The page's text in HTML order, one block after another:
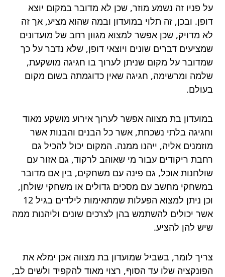
על פניו זה נשמע מוזר, שכן לא מדובר במקום יוצא
דופן. ובכן, זה תלוי במועדון ובמה שהוא מציע, אך זה
לא מדויק, שכן אפשר למצוא מגוון רחב של מועדונים
שמציעים דברים שונים ויוצאי דופן, שלא נדבר על כך
שמדובר על מקום שניתן לערוך בו חגיגה מושקעת,
שלמה ומרשימה, חגיגה שאין כדוגמתה בשום מקום
בעולם.
במועדון בת מצווה אפשר לערוך אירוע מושקע מאוד
וחגיגה בלתי נשכחת, אשר כל הבנים והבנות אשר
מוזמנים אליה, ייהנו ממנה. המקום יכול להכיל גם
רחבת ריקודים עבור מי שאוהב לרקוד, גם אזור עם
שולחנות אוכל, גם פינה עם משחקים, בין אם מדובר
במשחקי מחשב עם מסכים גדולים או משחקי שולחן,
וכן ניתן למצוא הפעלות שמתאימות לילדים בגיל 12
אשר יכולים להשתמש בהן לצרכים שונים וליהנות ממה
שיש להן להציע.
צריך לומר, בשביל שמועדון בת מצווה אכן ימלא את
הפונקציה שלו עד הסוף, רצוי מאוד להקפיד ולשים לב,